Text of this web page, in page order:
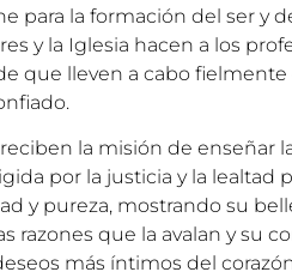
para la formación del ser y
y la Iglesia hacen a los
que lleven a cabo fielmente
la misión de enseñar
por la justicia y la lealtad
y pureza, mostrando su
razones que la avalan y su
más íntimos del